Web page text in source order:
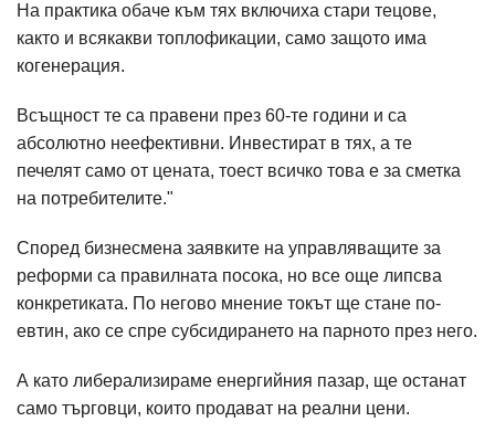
На практика обаче към тях включиха стари тецове,
както и всякакви топлофикации, само защото има
когенерация.
Всъщност те са правени през 60-те години и са
абсолютно неефективни. Инвестират в тях, а те
печелят само от цената, тоест всичко това е за сметка
на потребителите."
Според бизнесмена заявките на управляващите за
реформи са правилната посока, но все още липсва
конкретиката. По негово мнение токът ще стане по-
евтин, ако се спре субсидирането на парното през него.
А като либерализираме енергийния пазар, ще останат
само търговци, които продават на реални цени.